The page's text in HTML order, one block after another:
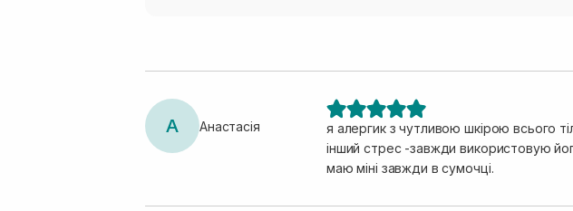
А Анастасія
я алергик з чутливою шкірою всього
інший стрес -завжди використовую
маю міні завжди в сумочці.